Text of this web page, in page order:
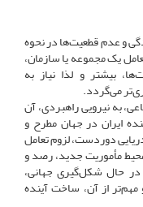
و عدم قطعیت‌ها در نحوه
یک مجموعه یا سازمان،
بیشتر و لذا نیاز به
می‌گردد.
به نیرویی راهبردی، آن
ایران در جهان مطرح و
دوردست، لزوم تعامل
محیط مأموریت جدید، رصد و
در حال شکل‌گیری جهانی،
از آن، ساخت آینده